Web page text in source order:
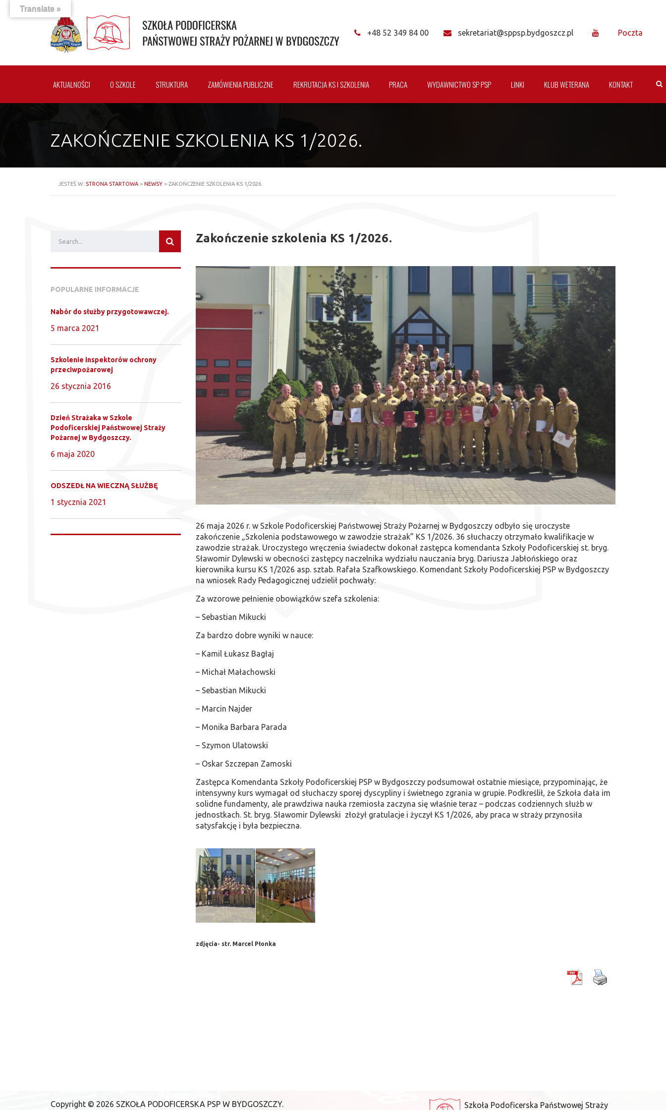
+48 52 349 84 00 sekretariat@sppsp.bydgoszcz.pl Poczta
AKTUALNOŚCI O SZKOLE STRUKTURA ZAMÓWIENIA PUBLICZNE REKRUTACJA KS I SZKOLENIA PRACA WYDAWNICTWO SP PSP LINKI KLUB WETERANA KONTAKT
ZAKOŃCZENIE SZKOLENIA KS 1/2026.
JESTEŚ W: STRONA STARTOWA > NEWSY > ZAKOŃCZENIE SZKOLENIA KS 1/2026.
Zakończenie szkolenia KS 1/2026.
26 maja 2026 r. w Szkole Podoficerskiej Państwowej Straży Pożarnej w Bydgoszczy odbyło się uroczyste
zakończenie „Szkolenia podstawowego w zawodzie strażak” KS 1/2026. 36 słuchaczy otrzymało kwalifikacje w
zawodzie strażak. Uroczystego wręczenia świadectw dokonał zastępca komendanta Szkoły Podoficerskiej st. bryg.
Sławomir Dylewski w obecności zastępcy naczelnika wydziału nauczania bryg. Dariusza Jabłońskiego oraz
kierownika kursu KS 1/2026 asp. sztab. Rafała Szafkowskiego. Komendant Szkoły Podoficerskiej PSP w Bydgoszczy
na wniosek Rady Pedagogicznej udzielił pochwały:
Za wzorowe pełnienie obowiązków szefa szkolenia:
– Sebastian Mikucki
Za bardzo dobre wyniki w nauce:
– Kamil Łukasz Bagłaj
– Michał Małachowski
– Sebastian Mikucki
– Marcin Najder
– Monika Barbara Parada
– Szymon Ulatowski
– Oskar Szczepan Zamoski
Zastępca Komendanta Szkoły Podoficerskiej PSP w Bydgoszczy podsumował ostatnie miesiące, przypominając, że
intensywny kurs wymagał od słuchaczy sporej dyscypliny i świetnego zgrania w grupie. Podkreślił, że Szkoła dała im
solidne fundamenty, ale prawdziwa nauka rzemiosła zaczyna się właśnie teraz – podczas codziennych służb w
jednostkach. St. bryg. Sławomir Dylewski złożył gratulacje i życzył KS 1/2026, aby praca w straży przynosiła
satysfakcję i była bezpieczna.
zdjęcia- str. Marcel Płonka
POPULARNE INFORMACJE
Nabór do służby przygotowawczej.
5 marca 2021
Szkolenie inspektorów ochrony
przeciwpożarowej
26 stycznia 2016
Dzień Strażaka w Szkole
Podoficerskiej Państwowej Straży
Pożarnej w Bydgoszczy.
6 maja 2020
ODSZEDŁ NA WIECZNĄ SŁUŻBĘ
1 stycznia 2021
Copyright © 2026 SZKOŁA PODOFICERSKA PSP W BYDGOSZCZY. Szkoła Podoficerska Państwowej Straży
Translate »